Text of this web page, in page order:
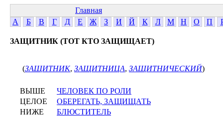
Главная
А
Б В Г Д Е Ж З И Й К Л М Н О П
ЗАЩИТНИК (ТОТ КТО ЗАЩИЩАЕТ)
(ЗАЩИТНИК, ЗАЩИТНИЦА, ЗАЩИТНИЧЕСКИЙ)
ВЫШЕ
ЧЕЛОВЕК ПО РОЛИ
ЦЕЛОЕ
ОБЕРЕГАТЬ, ЗАЩИЩАТЬ
НИЖЕ
БЛЮСТИТЕЛЬ